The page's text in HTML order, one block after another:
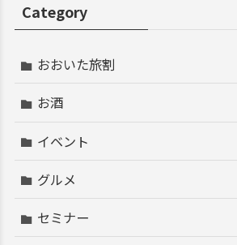
Category
おおいた旅割
お酒
イベント
グルメ
セミナー